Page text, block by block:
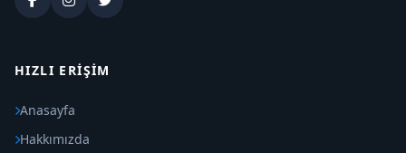
HIZLI ERIŞIM
Anasayfa
Hakkımızda